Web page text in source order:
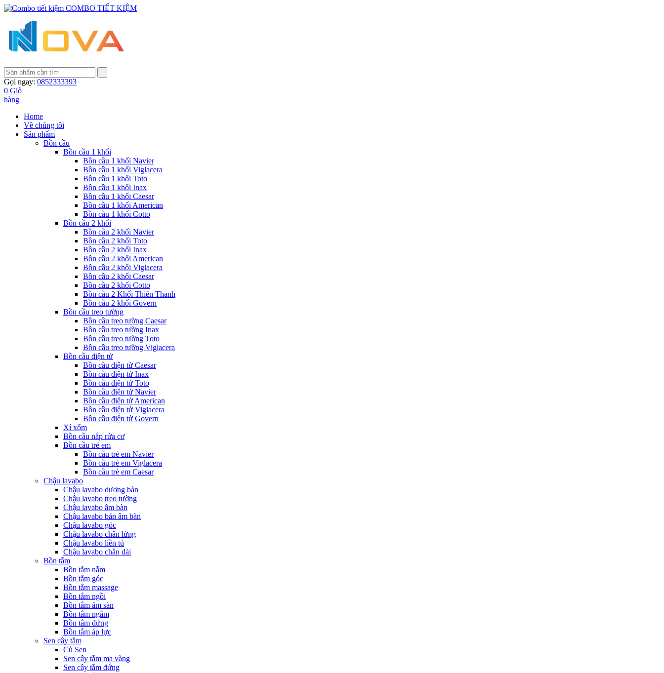
COMBO TIẾT KIỆM
Gọi ngay: 0852333393
0 Giỏ
hàng
Home
Về chúng tôi
Sản phẩm
Bồn cầu
Bồn cầu 1 khối
Bồn cầu 1 khối Navier
Bồn cầu 1 khối Viglacera
Bồn cầu 1 khối Toto
Bồn cầu 1 khối Inax
Bồn cầu 1 khối Caesar
Bồn cầu 1 khối American
Bồn cầu 1 khối Cotto
Bồn cầu 2 khối
Bồn cầu 2 khối Navier
Bồn cầu 2 khối Toto
Bồn cầu 2 khối Inax
Bồn cầu 2 khối American
Bồn cầu 2 khối Viglacera
Bồn cầu 2 khối Caesar
Bồn cầu 2 khối Cotto
Bồn cầu 2 Khối Thiên Thanh
Bồn cầu 2 khối Govern
Bồn cầu treo tường
Bồn cầu treo tường Caesar
Bồn cầu treo tường Inax
Bồn cầu treo tường Toto
Bồn cầu treo tường Viglacera
Bồn cầu điện tử
Bồn cầu điện tử Caesar
Bồn cầu điện tử Inax
Bồn cầu điện tử Toto
Bồn cầu điện tử Navier
Bồn cầu điện tử American
Bồn cầu điện tử Viglacera
Bồn cầu điện tử Govern
Xí xổm
Bồn cầu nắp rửa cơ
Bồn cầu trẻ em
Bồn cầu trẻ em Navier
Bồn cầu trẻ em Viglacera
Bồn cầu trẻ em Caesar
Chậu lavabo
Chậu lavabo dương bàn
Chậu lavabo treo tường
Chậu lavabo âm bàn
Chậu lavabo bán âm bàn
Chậu lavabo góc
Chậu lavabo chân lửng
Chậu lavabo liền tủ
Chậu lavabo chân dài
Bồn tắm
Bồn tắm nằm
Bồn tắm góc
Bồn tắm massage
Bồn tắm ngồi
Bồn tắm âm sàn
Bồn tắm ngâm
Bồn tắm đứng
Bồn tắm áp lực
Sen cây tắm
Củ Sen
Sen cây tắm mạ vàng
Sen cây tắm đứng